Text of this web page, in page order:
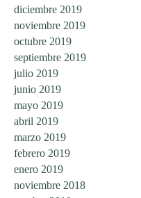
diciembre 2019
noviembre 2019
octubre 2019
septiembre 2019
julio 2019
junio 2019
mayo 2019
abril 2019
marzo 2019
febrero 2019
enero 2019
noviembre 2018